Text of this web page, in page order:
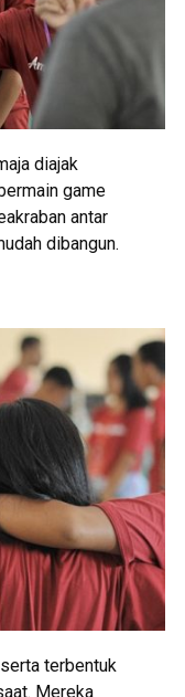
diajak
game
antar
dibangun.
terbentuk
Mereka